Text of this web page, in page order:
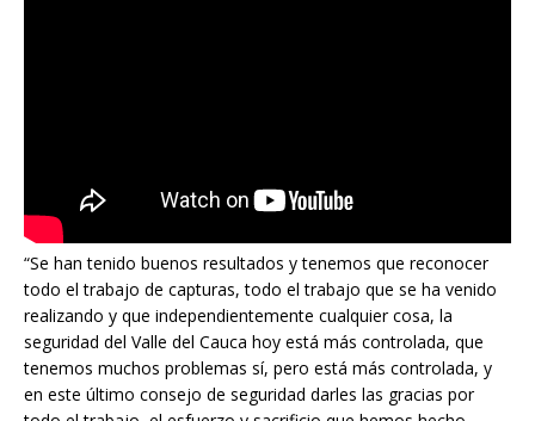
“Se han tenido buenos resultados y tenemos que reconocer
todo el trabajo de capturas, todo el trabajo que se ha venido
realizando y que independientemente cualquier cosa, la
seguridad del Valle del Cauca hoy está más controlada, que
tenemos muchos problemas sí, pero está más controlada, y
en este último consejo de seguridad darles las gracias por